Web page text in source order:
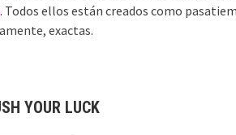
. Todos ellos están creados como
exactas.
YOUR LUCK